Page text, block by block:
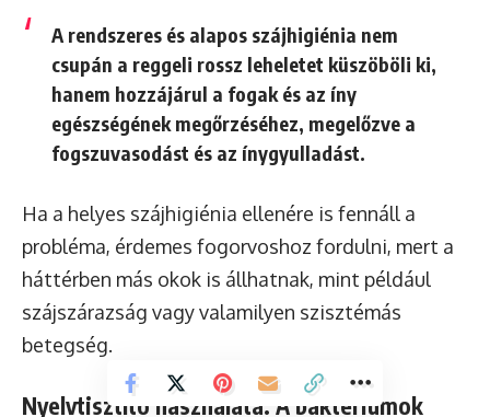
A rendszeres és alapos szájhigiénia nem
csupán a reggeli rossz leheletet küszöböli ki,
hanem hozzájárul a fogak és az íny
egészségének megőrzéséhez, megelőzve a
fogszuvasodást és az ínygyulladást.
Ha a helyes szájhigiénia ellenére is fennáll a
probléma, érdemes fogorvoshoz fordulni, mert a
háttérben más okok is állhatnak, mint például
szájszárazság vagy valamilyen szisztémás
betegség.
Nyelvtisztító használata: A baktériumok